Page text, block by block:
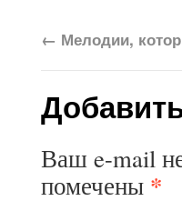
← Мелодии,
Ваш e-mail
помечены *